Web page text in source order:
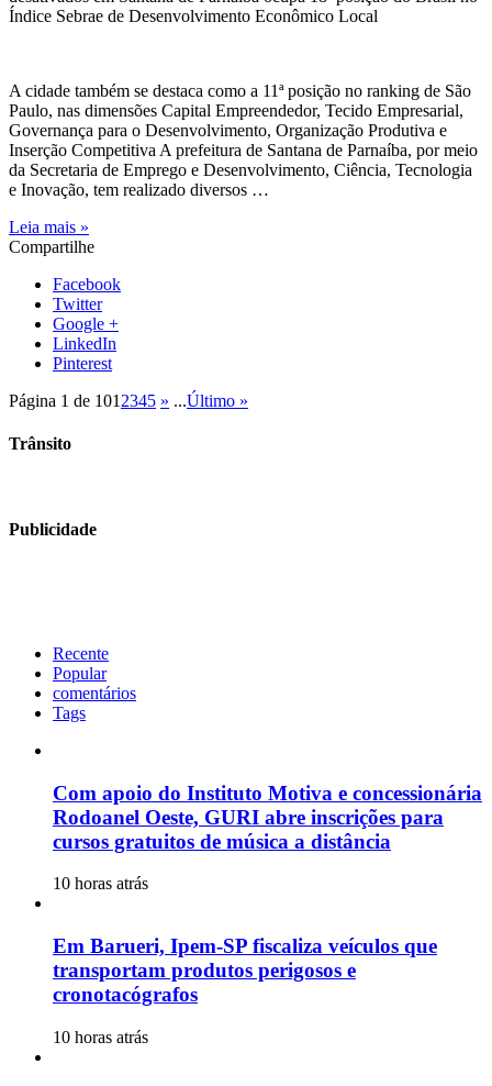
Índice Sebrae de Desenvolvimento Econômico Local
A cidade também se destaca como a 11ª posição no ranking de São
Paulo, nas dimensões Capital Empreendedor, Tecido Empresarial,
Governança para o Desenvolvimento, Organização Produtiva e
Inserção Competitiva A prefeitura de Santana de Parnaíba, por meio
da Secretaria de Emprego e Desenvolvimento, Ciência, Tecnologia
e Inovação, tem realizado diversos …
Leia mais »
Compartilhe
Facebook
Twitter
Google +
LinkedIn
Pinterest
Página 1 de 101 2345 » ...Último »
Trânsito
Publicidade
Recente
Popular
comentários
Tags
Com apoio do Instituto Motiva e concessionária
Rodoanel Oeste, GURI abre inscrições para
cursos gratuitos de música a distância
10 horas atrás
Em Barueri, Ipem-SP fiscaliza veículos que
transportam produtos perigosos e
cronotacógrafos
10 horas atrás